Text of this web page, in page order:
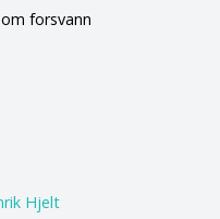
forsvann
Hjelt